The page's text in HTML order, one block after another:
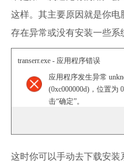
这样。其主要原因就是你
存在异常或没有安装一些系
transerr.exe - 应用程序错误
应用程序发生异常
(0xc000000d)，位置为
击“确定”。
这时你可以手动去下载安装